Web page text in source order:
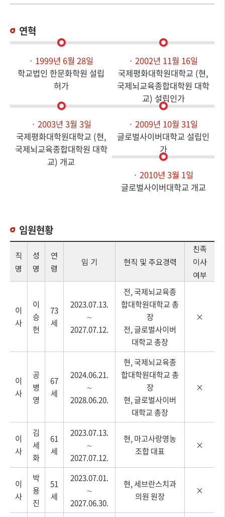
연혁
· 1999년 6월 28일
학교법인 한문화학원 설립
허가
· 2002년 11월 16일
국제평화대학원대학교 (현,
국제뇌교육종합대학원 대학
교) 설립인가
· 2003년 3월 3일
국제평화대학원대학교 (현,
국제뇌교육종합대학원 대학
교) 개교
· 2009년 10월 31일
글로벌사이버대학교 설립인
가
· 2010년 3월 1일
글로벌사이버대학교 개교
임원현황
직
명
성
명
연
령
임 기 현직 및 주요경력
친족
이사
여부
이
사
이
승
헌
73
세
2023.07.13.
∼
2027.07.12.
전, 국제뇌교육종
합대학원대학교 총
장
전, 글로벌사이버
대학교 총장
×
이
사
공
병
영
67
세
2024.06.21.
∼
2028.06.20.
현, 국제뇌교육종
합대학원대학교 총
장
현, 글로벌사이버
대학교 총장
×
이
사
김
세
화
61
세
2023.07.13.
∼
2027.07.12.
현, 마고사랑영농
조합 대표
×
이
사
박
용
진
51
세
2023.07.01.
∼
2027.06.30.
현, 세브란스치과
의원 원장
×